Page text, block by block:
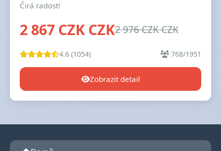
Čirá radost!
2 867 CZK CZK2 976 CZK CZK
4.6 (1054) 768/1951
Zobrazit detail